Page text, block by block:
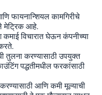
फायनान्शियल कामगिरीचे
मेट्रिक आहे.
विचारात घेऊन कंपनीच्या
तुलना करण्यासाठी उपयुक्त
पद्धतीमधील फरकांसाठी
आणि कमी मूल्याची